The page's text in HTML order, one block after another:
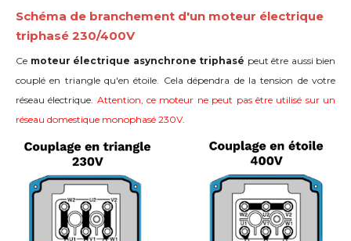
Schéma de branchement d'un moteur électrique
triphasé 230/400V
Ce moteur électrique asynchrone triphasé peut être aussi bien
couplé en triangle qu'en étoile. Cela dépendra de la tension de votre
réseau électrique. Attention, ce moteur ne peut pas être utilisé sur un
réseau domestique monophasé 230V.